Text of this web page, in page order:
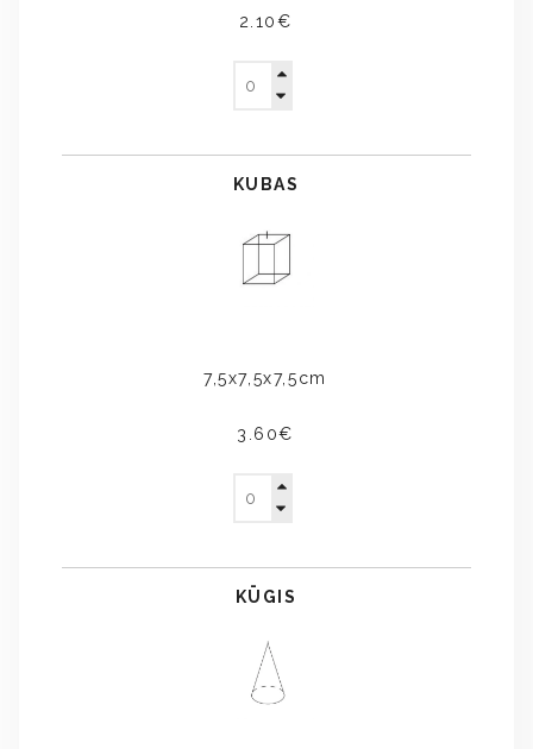
2.10€
KUBAS
7,5x7,5x7,5cm
3.60€
KŪGIS